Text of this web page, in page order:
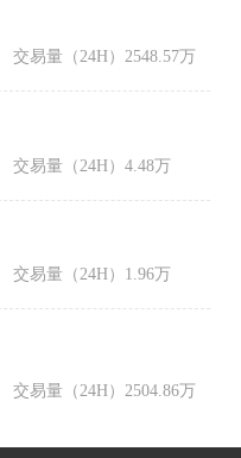
交易量（24H） 2548.57万
交易量（24H）4.48万
交易量（24H） 1.96万
交易量（24H） 2504.86万